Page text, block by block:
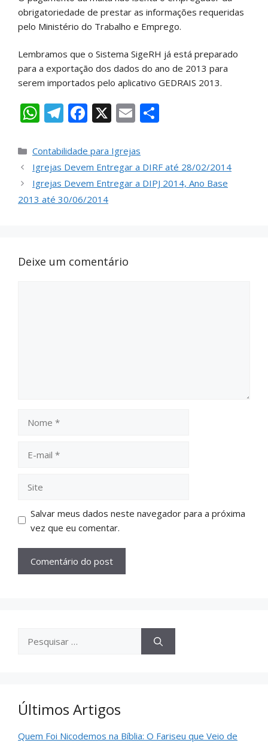
obrigatoriedade de prestar as informações requeridas
pelo Ministério do Trabalho e Emprego.
Lembramos que o Sistema SigeRH já está preparado
para a exportação dos dados do ano de 2013 para
serem importados pelo aplicativo GEDRAIS 2013.
W
at
s
A
p
T
e
gr
a
m
F
e
b
o
o
X E
ai
l e
Contabilidade para Igrejas
Igrejas Devem Entregar a DIRF até 28/02/2014
Igrejas Devem Entregar a DIPJ 2014, Ano Base
2013 até 30/06/2014
Deixe um comentário
Salvar meus dados neste navegador para a próxima
vez que eu comentar.
Últimos Artigos
Quem Foi Nicodemos na Bíblia: O Fariseu que Veio de